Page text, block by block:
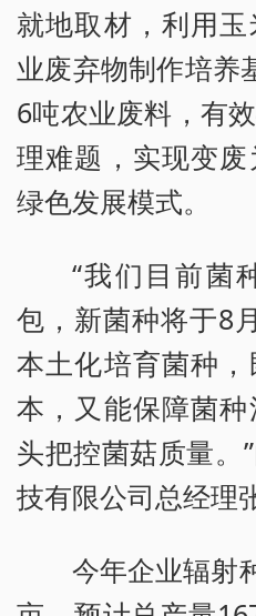
就地取材，利用
业废弃物制作培养
6吨农业废料，有
理难题，实现变
绿色发展模式。
“我们目前菌
包，新菌种将于8
本土化培育菌种
本，又能保障菌
头把控菌菇质量。
技有限公司总经理
今年企业辐射